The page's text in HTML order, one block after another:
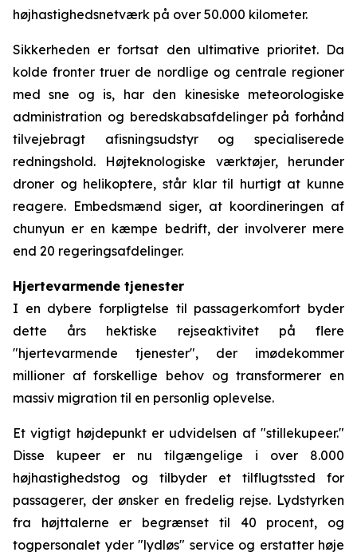
højhastighedsnetværk på over 50.000 kilometer.
Sikkerheden er fortsat den ultimative prioritet. Da
kolde fronter truer de nordlige og centrale regioner
med sne og is, har den kinesiske meteorologiske
administration og beredskabsafdelinger på forhånd
tilvejebragt afisningsudstyr og specialiserede
redningshold. Højteknologiske værktøjer, herunder
droner og helikoptere, står klar til hurtigt at kunne
reagere. Embedsmænd siger, at koordineringen af
chunyun er en kæmpe bedrift, der involverer mere
end 20 regeringsafdelinger.
Hjertevarmende tjenester
I en dybere forpligtelse til passagerkomfort byder
dette års hektiske rejseaktivitet på flere
"hjertevarmende tjenester", der imødekommer
millioner af forskellige behov og transformerer en
massiv migration til en personlig oplevelse.
Et vigtigt højdepunkt er udvidelsen af "stillekupeer."
Disse kupeer er nu tilgængelige i over 8.000
højhastighedstog og tilbyder et tilflugtssted for
passagerer, der ønsker en fredelig rejse. Lydstyrken
fra højttalerne er begrænset til 40 procent, og
togpersonalet yder "lydløs" service og erstatter høje